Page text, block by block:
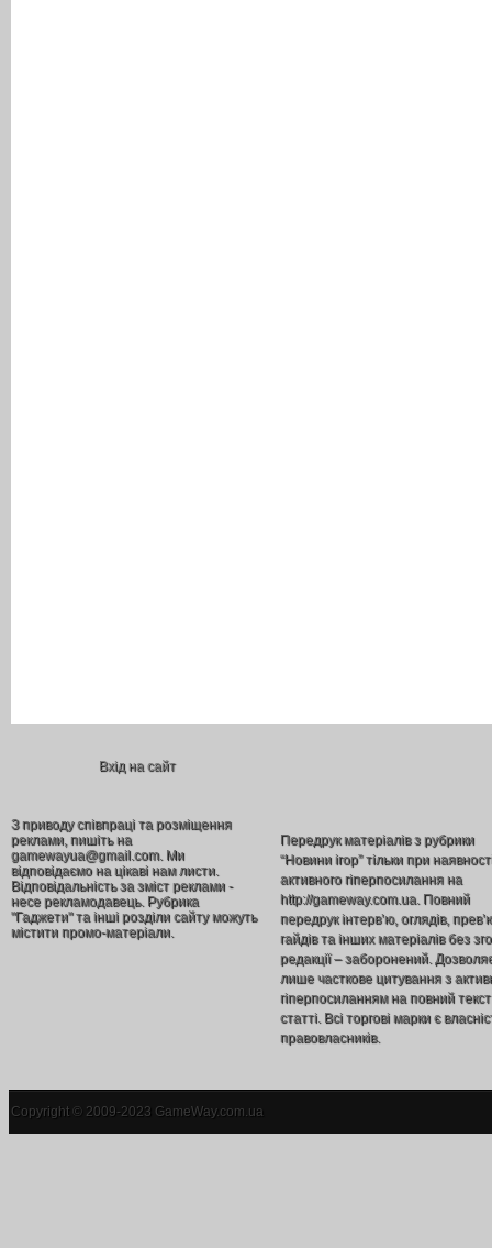
Вхід на сайт
З приводу співпраці та розміщення
реклами, пишіть на
gamewayua@gmail.com. Ми
відповідаємо на цікаві нам листи.
Відповідальність за зміст реклами -
несе рекламодавець. Рубрика
"Гаджети" та інші розділи сайту можуть
містити промо-матеріали.
Передрук матеріалів з рубрики
“Новини ігор” тільки при
активного гіперпосилання на
http://gameway.com.ua. Повний
передрук інтерв’ю, оглядів,
гайдів та інших матеріалів без
редакції – заборонений.
лише часткове цитування з
гіперпосиланням на повний текст
статті. Всі торгові марки є
правовласників.
Copyright © 2009-2023 GameWay.com.ua